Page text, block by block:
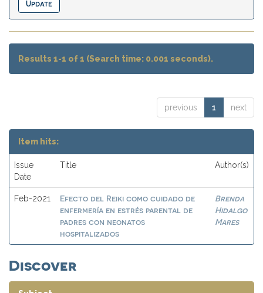
Results 1-1 of 1 (Search time: 0.001 seconds).
previous 1 next
Item hits:
Issue
Date
Title Author(s)
Feb-2021
Efecto del Reiki como cuidado de
enfermería en estrés parental de
padres con neonatos
hospitalizados
Brenda
Hidalgo
Mares
Discover